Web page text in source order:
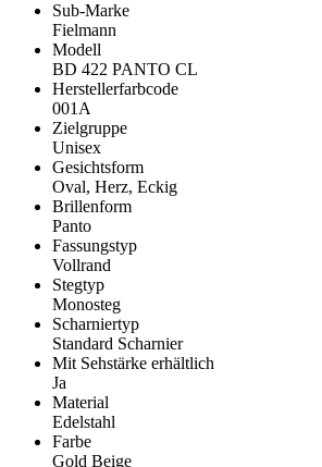
Sub-Marke
Fielmann
Modell
BD 422 PANTO CL
Herstellerfarbcode
001A
Zielgruppe
Unisex
Gesichtsform
Oval, Herz, Eckig
Brillenform
Panto
Fassungstyp
Vollrand
Stegtyp
Monosteg
Scharniertyp
Standard Scharnier
Mit Sehstärke erhältlich
Ja
Material
Edelstahl
Farbe
Gold Beige